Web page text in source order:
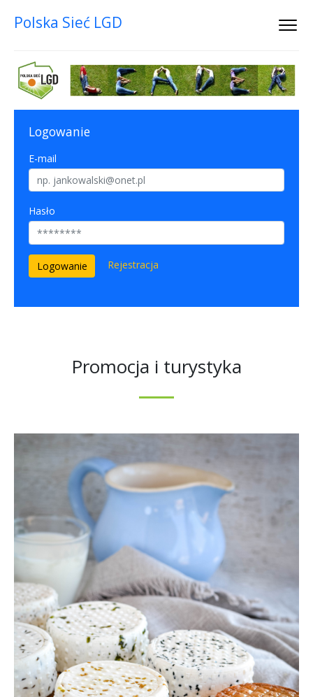
Polska Sieć LGD
Promocja i turystyka
Logowanie
E-mail
Hasło
Rejestracja